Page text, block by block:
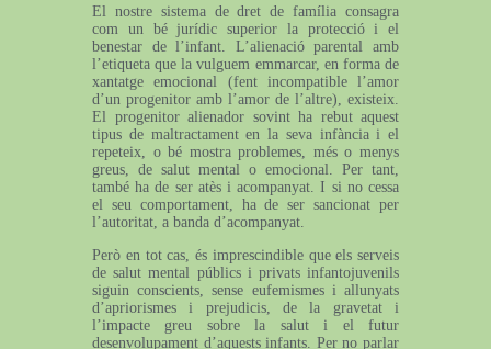
El nostre sistema de dret de família consagra
com un bé jurídic superior la protecció i el
benestar de l’infant. L’alienació parental amb
l’etiqueta que la vulguem emmarcar, en forma de
xantatge emocional (fent incompatible l’amor
d’un progenitor amb l’amor de l’altre), existeix.
El progenitor alienador sovint ha rebut aquest
tipus de maltractament en la seva infància i el
repeteix, o bé mostra problemes, més o menys
greus, de salut mental o emocional. Per tant,
també ha de ser atès i acompanyat. I si no cessa
el seu comportament, ha de ser sancionat per
l’autoritat, a banda d’acompanyat.
Però en tot cas, és imprescindible que els serveis
de salut mental públics i privats infantojuvenils
siguin conscients, sense eufemismes i allunyats
d’apriorismes i prejudicis, de la gravetat i
l’impacte greu sobre la salut i el futur
desenvolupament d’aquests infants. Per no parlar